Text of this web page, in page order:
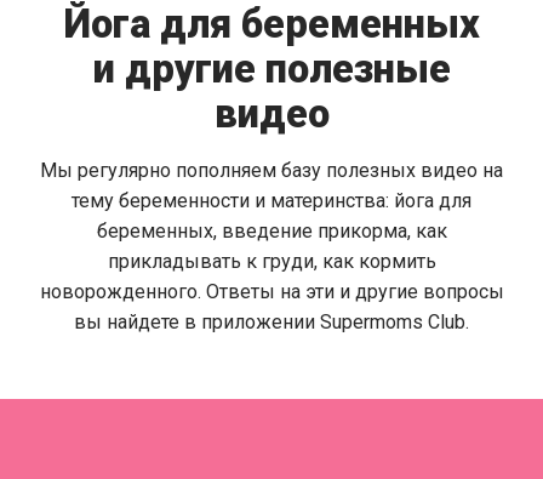
Йога для беременных
и другие полезные
видео
Мы регулярно пополняем базу полезных видео на
тему беременности и материнства: йога для
беременных, введение прикорма, как
прикладывать к груди, как кормить
новорожденного. Ответы на эти и другие вопросы
вы найдете в приложении Supermoms Club.